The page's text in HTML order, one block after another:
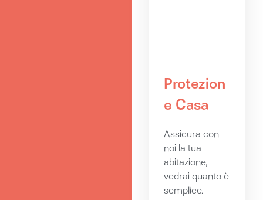
Protezion
e Casa
Assicura con
noi la tua
abitazione,
vedrai quanto è
semplice.